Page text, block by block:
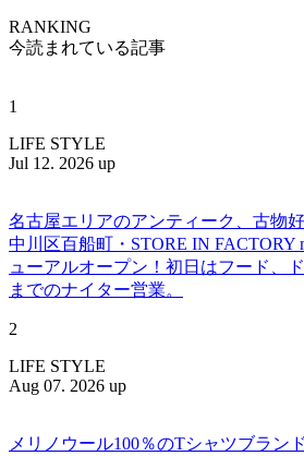
RANKING
今読まれている記事
1
LIFE STYLE
Jul 12. 2026 up
名古屋エリアのアンティーク、古物
中川区百船町・STORE IN FACTORY
ューアルオープン！初日はフード、
までのナイター営業。
2
LIFE STYLE
Aug 07. 2026 up
メリノウール100％のTシャツブラン